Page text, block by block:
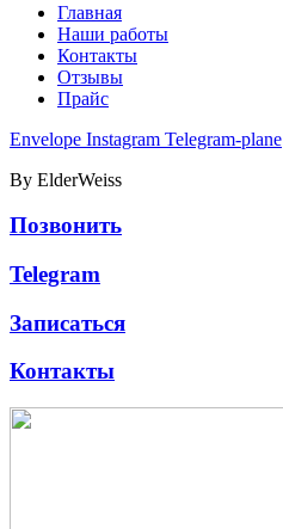
Главная
Наши работы
Контакты
Отзывы
Прайс
Envelope Instagram Telegram-plane
By ElderWeiss
Позвонить
Telegram
Записаться
Контакты